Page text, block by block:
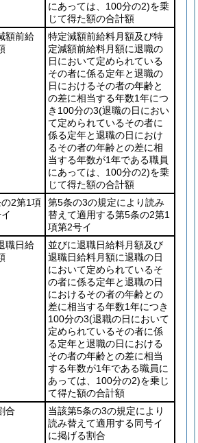
にあっては、100分の2)を乗
じて得た額の合計額
額前給
特定減額前給料月額及び特
定減額前給料月額に退職の
日において定められている
その者に係る定年と退職の
日におけるその者の年齢と
の差に相当する年数1年につ
き100分の3(退職の日におい
て定められているその者に
係る定年と退職の日におけ
るその者の年齢との差に相
当する年数が1年である職員
にあっては、100分の2)を乗
じて得た額の合計額
2第1項
第5条の3の規定により読み
替えて適用する第5条の2第1
項第2号イ
職日給
並びに退職日給料月額及び
退職日給料月額に退職の日
において定められているそ
の者に係る定年と退職の日
におけるその者の年齢との
差に相当する年数1年につき
100分の3(退職の日において
定められているその者に係
る定年と退職の日における
その者の年齢との差に相当
する年数が1年である職員に
あっては、100分の2)を乗じ
て得た額の合計額
合
当該第5条の3の規定により
読み替えて適用する同号イ
に掲げる割合